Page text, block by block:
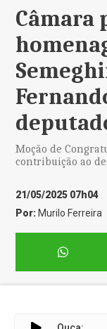
Câmara
Moção de
contribuição ao
21/05/2025 07h04
Por: Murilo Ferreira